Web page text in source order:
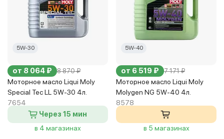
5W-30
от 8 064 ₽ 8 870 ₽
Моторное масло Liqui Moly
Special Tec LL 5W-30 4л.
7654
Через 15 мин
в 4 магазинах
5W-40
от 6 519 ₽ 7 171 ₽
Моторное масло Liqui Moly
Molygen NG 5W-40 4л.
8578
в 5 магазинах